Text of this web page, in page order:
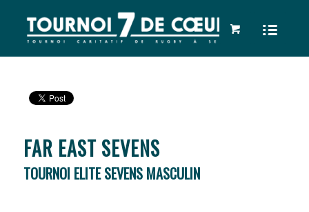
FAR EAST SEVENS
TOURNOI ELITE SEVENS MASCULIN